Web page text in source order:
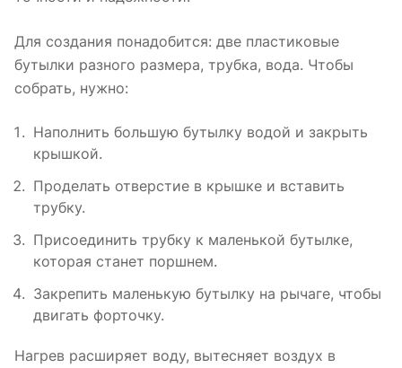
Для создания понадобится: две пластиковые
бутылки разного размера, трубка, вода. Чтобы
собрать, нужно:
Наполнить большую бутылку водой и закрыть
крышкой.
Проделать отверстие в крышке и вставить
трубку.
Присоединить трубку к маленькой бутылке,
которая станет поршнем.
Закрепить маленькую бутылку на рычаге, чтобы
двигать форточку.
Нагрев расширяет воду, вытесняет воздух в